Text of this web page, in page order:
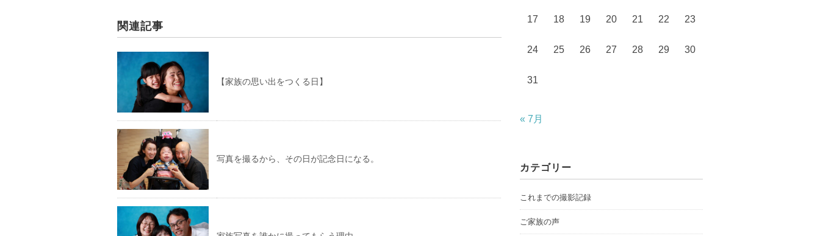
関連記事
【家族の思い出をつくる日】
写真を撮るから、その日が記念日になる。
17 18 19 20 21 22 23
24 25 26 27 28 29 30
31
« 7月
カテゴリー
これまでの撮影記録
ご家族の声